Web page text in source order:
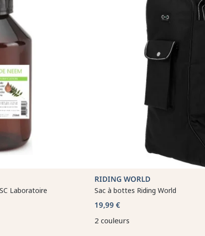
Laboratoire
RIDING WORLD
Sac à bottes Riding World
19,99 €
2 couleurs